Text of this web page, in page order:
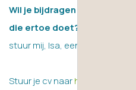
Wil je bijdragen aan veilig
die ertoe doet?
stuur mij, Isa, een bericht via de
Stuur je cv naar hr@vdhwater.nl